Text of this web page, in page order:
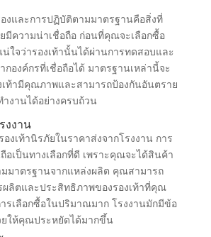
งและการปฏิบัติตามมาตรฐานคือสิ่งที่
มีความน่าเชื่อถือ ก่อนที่คุณจะเลือกซื้อ
ใจว่ารองเท้านั้นได้ผ่านการทดสอบและ
กองค์กรที่เชื่อถือได้ มาตรฐานเหล่านี้จะ
เท้ามีคุณภาพและสามารถป้องกันอันตราย
งานได้อย่างครบถ้วน
งงาน
งเท้านิรภัยในราคาส่งจากโรงงาน การ
อเป็นทางเลือกที่ดี เพราะคุณจะได้สินค้า
มาตรฐานจากแหล่งผลิต คุณสามารถ
ผลิตและประสิทธิภาพของรองเท้าที่คุณ
รเลือกซื้อในปริมาณมาก โรงงานมักมีข้อ
ยให้คุณประหยัดได้มากขึ้น